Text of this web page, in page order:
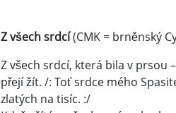
Z všech srdcí(CMK = brněnský
Z všech srdcí, která bila v prsou
přejí žít. /: Toť srdce mého
zlatých na tisíc. :/